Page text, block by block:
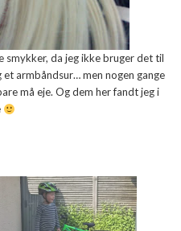
da jeg ikke bruger det til
armbåndsur… men nogen gange
må eje. Og dem her fandt jeg i